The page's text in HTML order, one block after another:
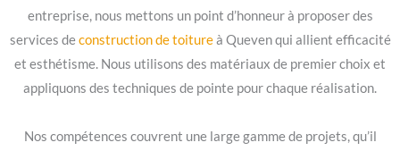
entreprise, nous mettons un point d’honneur à proposer des
services deconstruction de toitureà Queven qui allient efficacité
et esthétisme. Nous utilisons des matériaux de premier choix et
appliquons des techniques de pointe pour chaque réalisation.
Nos compétences couvrent une large gamme de projets, qu’il